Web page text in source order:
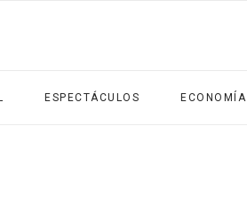
ESPECTÁCULOS ECONOMÍA